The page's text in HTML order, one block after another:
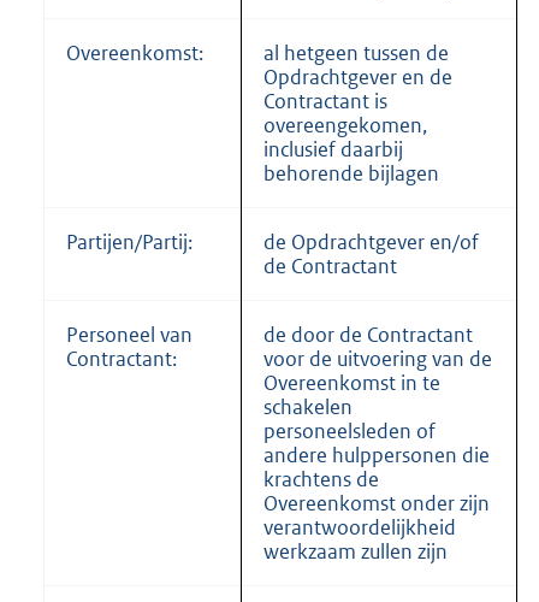
Overeenkomst:
al hetgeen tussen de
Opdrachtgever en de
Contractant is
overeengekomen,
inclusief daarbij
behorende bijlagen
Partijen/Partij:
de Opdrachtgever en/of
de Contractant
Personeel van
Contractant:
de door de Contractant
voor de uitvoering van de
Overeenkomst in te
schakelen
personeelsleden of
andere hulppersonen die
krachtens de
Overeenkomst onder zijn
verantwoordelijkheid
werkzaam zullen zijn